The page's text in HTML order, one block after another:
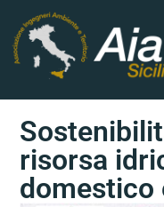
risorsa
domestico